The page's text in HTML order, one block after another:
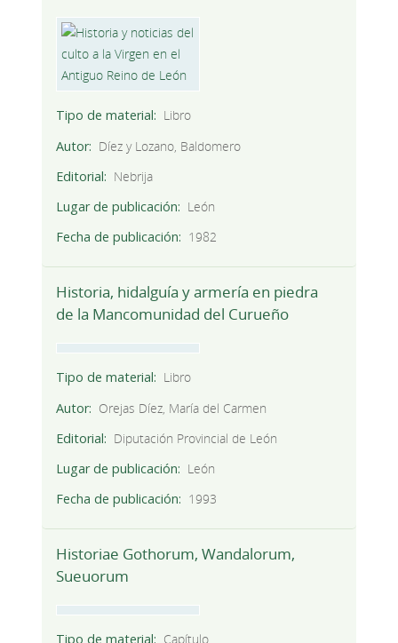
Tipo de material
Libro
Autor
Díez y Lozano, Baldomero
Editorial
Nebrija
Lugar de publicación
León
Fecha de publicación
1982
Historia, hidalguía y armería en piedra
de la Mancomunidad del Curueño
Tipo de material
Libro
Autor
Orejas Díez, María del Carmen
Editorial
Diputación Provincial de León
Lugar de publicación
León
Fecha de publicación
1993
Historiae Gothorum, Wandalorum,
Sueuorum
Tipo de material Capítulo